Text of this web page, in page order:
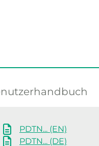
PDTN... (EN)
PDTN... (DE)